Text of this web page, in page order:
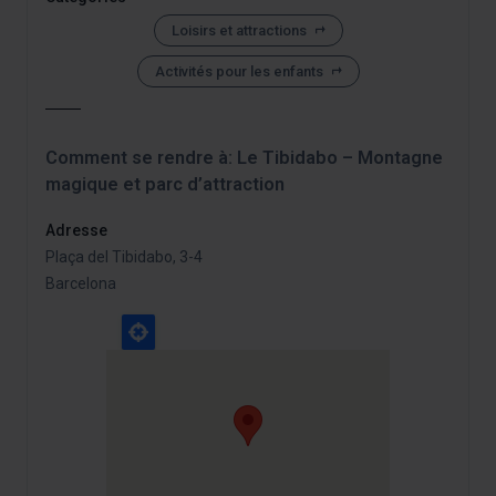
modifier votre sélection de cookies en vous rendant dans
l’option « Gestionnaire de cookies », que vous trouverez
dans le menu en bas du site.
Loisirs et attractions
Activités pour les enfants
Comment se rendre à: Le Tibidabo – Montagne
magique et parc d’attraction
Adresse
Plaça del Tibidabo, 3-4
Barcelona